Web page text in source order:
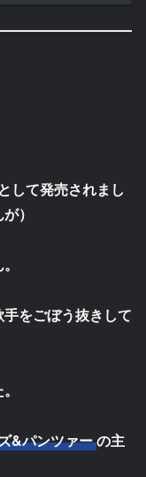
して発売されまし
）
をごぼう抜きして
&パンツァーの主